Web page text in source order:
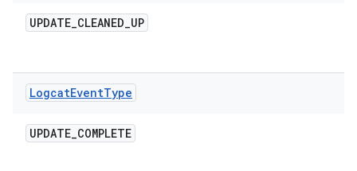
UPDATE_CLEANED_UP
LogcatEventType
UPDATE_COMPLETE